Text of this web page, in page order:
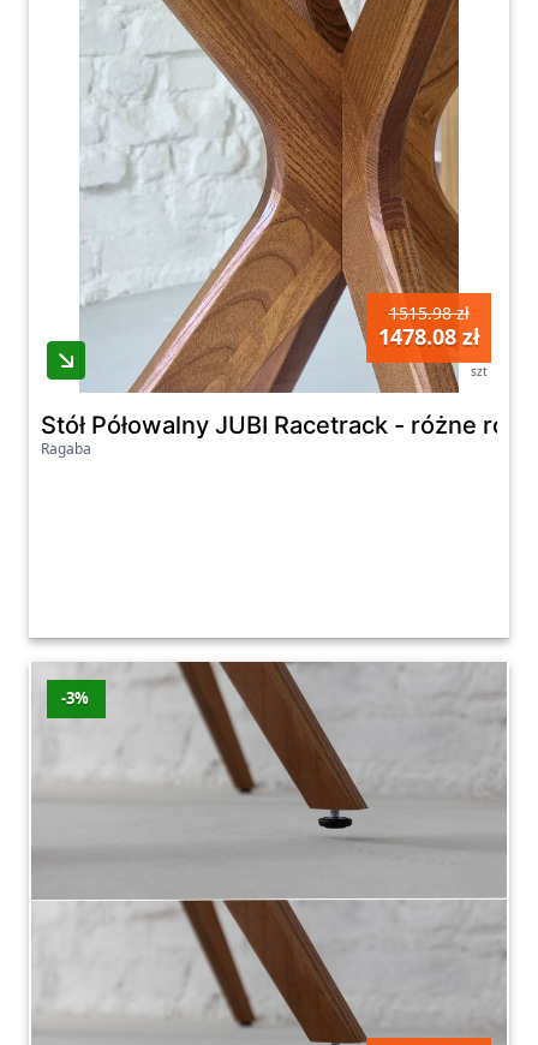
nowościami i promocjami w kategorii Ragaba.
1515.98 zł
1478.08 zł
szt
Stół Półowalny JUBI Racetrack - różne
Ragaba
-3%